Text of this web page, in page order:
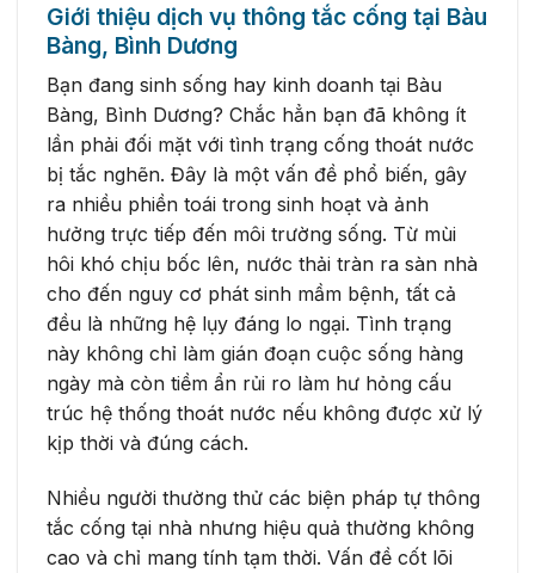
Giới thiệu dịch vụ thông tắc cống tại Bàu
Bàng, Bình Dương
Bạn đang sinh sống hay kinh doanh tại Bàu
Bàng, Bình Dương? Chắc hẳn bạn đã không ít
lần phải đối mặt với tình trạng cống thoát nước
bị tắc nghẽn. Đây là một vấn đề phổ biến, gây
ra nhiều phiền toái trong sinh hoạt và ảnh
hưởng trực tiếp đến môi trường sống. Từ mùi
hôi khó chịu bốc lên, nước thải tràn ra sàn nhà
cho đến nguy cơ phát sinh mầm bệnh, tất cả
đều là những hệ lụy đáng lo ngại. Tình trạng
này không chỉ làm gián đoạn cuộc sống hàng
ngày mà còn tiềm ẩn rủi ro làm hư hỏng cấu
trúc hệ thống thoát nước nếu không được xử lý
kịp thời và đúng cách.
Nhiều người thường thử các biện pháp tự thông
tắc cống tại nhà nhưng hiệu quả thường không
cao và chỉ mang tính tạm thời. Vấn đề cốt lõi